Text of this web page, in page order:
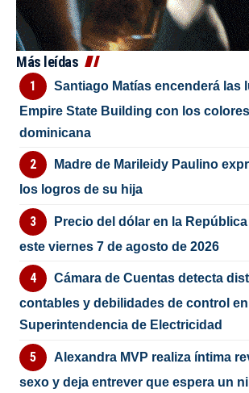
Más leídas
Santiago Matías encenderá las
Empire State Building con los
dominicana
Madre de Marileidy Paulino
los logros de su hija
Precio del dólar en la
este viernes 7 de agosto de 2026
Cámara de Cuentas detecta
contables y debilidades de control
Superintendencia de Electricidad
Alexandra MVP realiza íntima
sexo y deja entrever que espera un